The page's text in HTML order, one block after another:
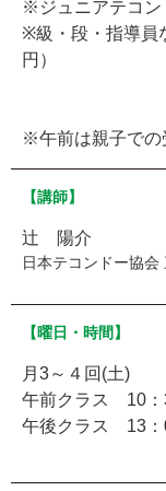
※ジュニアテコン
※級・段・指導員
円）
※午前は親子での
【講師】
辻 陽介
日本テコンドー協
【曜日・時間】
月3～４回(土)
午前クラス 10：
午後クラス 13